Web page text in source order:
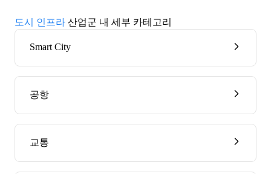
도시 인프라 산업군 내 세부 카테고리
Smart City
공항
교통